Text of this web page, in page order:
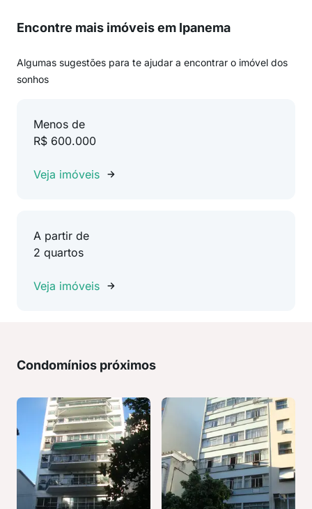
Encontre mais imóveis em Ipanema
Algumas sugestões para te ajudar a encontrar o imóvel dos
sonhos
Menos de
R$ 600.000
Veja imóveis
A partir de
2 quartos
Veja imóveis
Condomínios próximos